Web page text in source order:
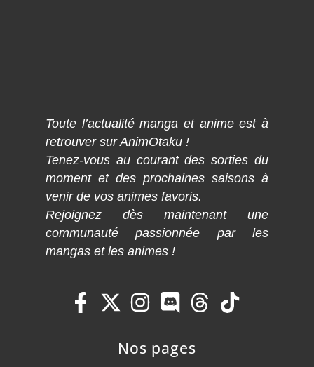
Toute l’actualité manga et anime est à
retrouver sur AnimOtaku !
Tenez-vous au courant des sorties du
moment et des prochaines saisons à
venir de vos animes favoris.
Rejoignez dès maintenant une
communauté passionnée par les
mangas et les animes !
Nos pages